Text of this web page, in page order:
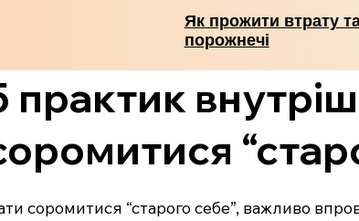
Як прожити втрату
порожнечі
практик
соромитися “старого себе”, важливо